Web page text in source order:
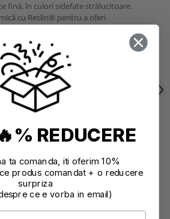
fină, în culori sidefate strălucitoare.
cu Reslin® pentru a oferi
produs
REDUCERE
ta comanda, iti oferim 10%
produs comandat + o reducere
surpriza
ce e vorba in email)